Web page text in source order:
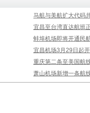
马航与美航扩大代码
宜昌至台湾直达航班
蚌埠机场即将开通民
宜昌机场3月29日起
重庆第二条至美国航
萧山机场新增一条航